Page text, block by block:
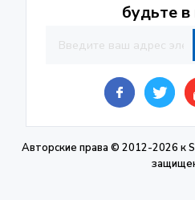
будьте в
Авторские права © 2012-2026 к